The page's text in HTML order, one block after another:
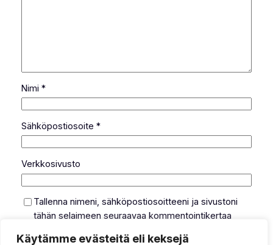
Käytämme evästeitä eli keksejä
Nimi *
Sähköpostiosoite *
Verkkosivusto
Tallenna nimeni, sähköpostiosoitteeni ja sivustoni
tähän selaimeen seuraavaa kommentointikertaa